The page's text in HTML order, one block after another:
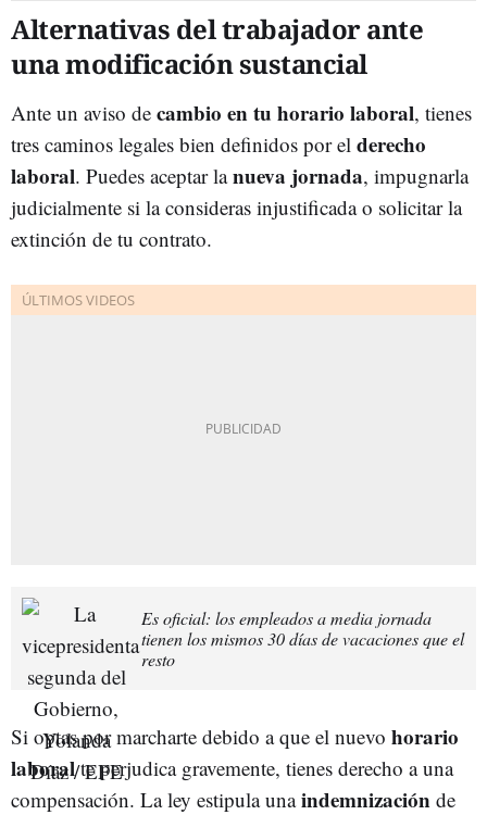
Alternativas del trabajador ante
una modificación sustancial
Ante un aviso de cambio en tu horario laboral, tienes
tres caminos legales bien definidos por el derecho
laboral. Puedes aceptar lanueva jornada, impugnarla
judicialmente si la consideras injustificada o solicitar la
extinción de tu contrato.
Es oficial: los empleados a media jornada
tienen los mismos 30 días de vacaciones que el
resto
Si optas por marcharte debido a que el nuevo horario
laboralte perjudica gravemente, tienes derecho a una
compensación. La ley estipula unaindemnización de